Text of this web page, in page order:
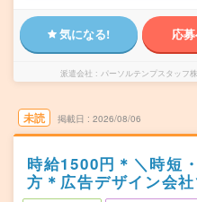
気になる! 応
派遣会社 パーソルテンプスタッフ
未読 掲載日 2026/08/06
時給1500円＊＼時短
方＊広告デザイン会